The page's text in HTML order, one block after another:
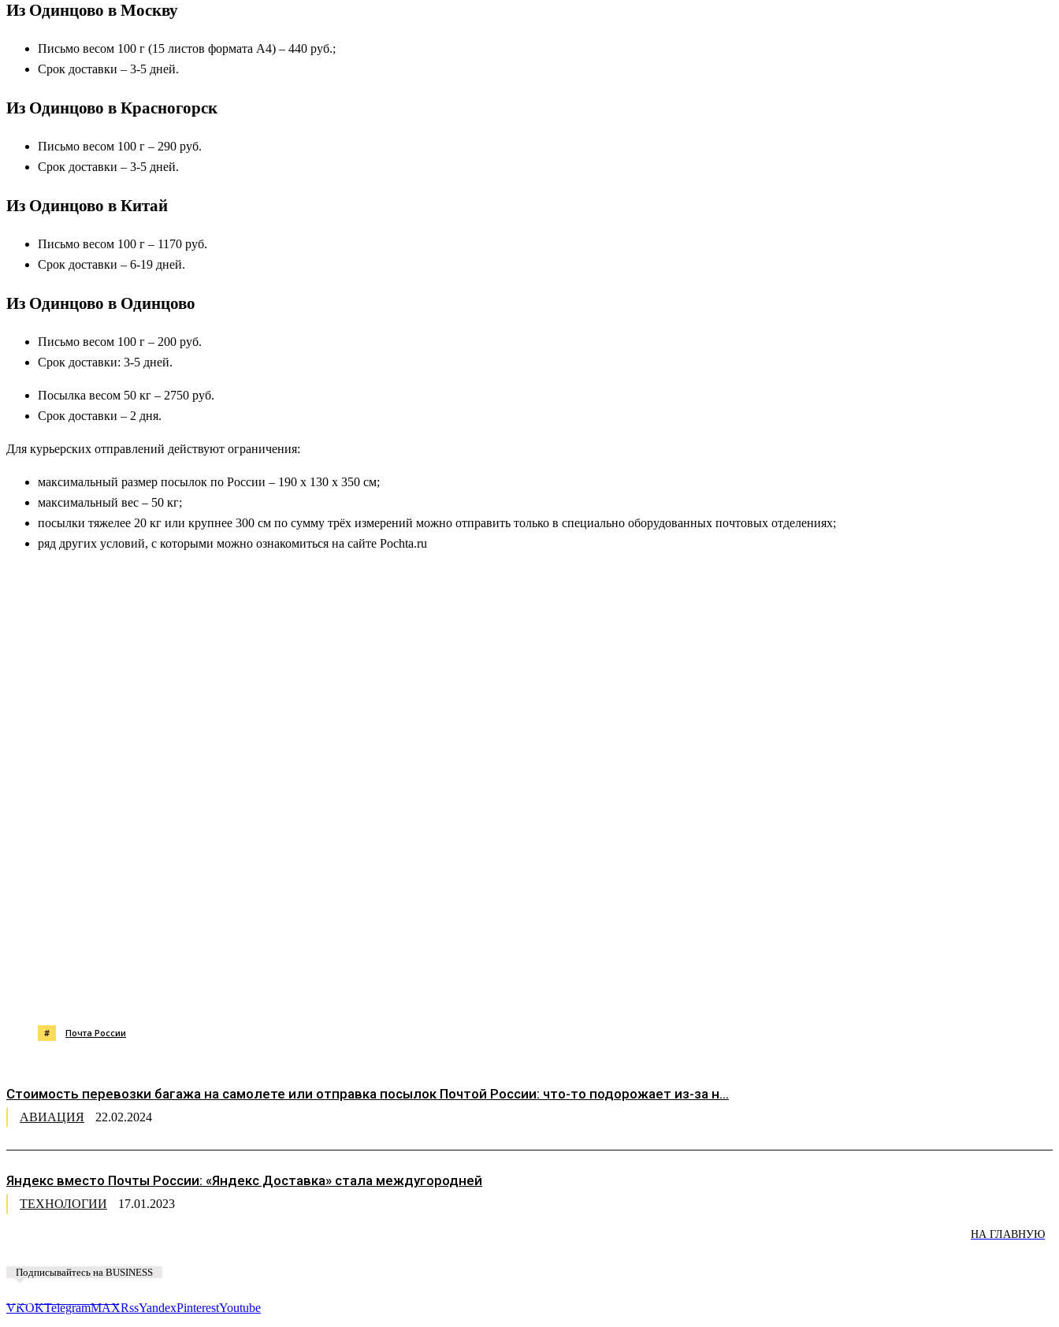
Из Одинцово в Москву
Письмо весом 100 г (15 листов формата А4) – 440 руб.;
Срок доставки – 3-5 дней.
Из Одинцово в Красногорск
Письмо весом 100 г – 290 руб.
Срок доставки – 3-5 дней.
Из Одинцово в Китай
Письмо весом 100 г – 1170 руб.
Срок доставки – 6-19 дней.
Из Одинцово в Одинцово
Письмо весом 100 г – 200 руб.
Срок доставки: 3-5 дней.
Посылка весом 50 кг – 2750 руб.
Срок доставки – 2 дня.
Для курьерских отправлений действуют ограничения:
максимальный размер посылок по России – 190 х 130 х 350 см;
максимальный вес – 50 кг;
посылки тяжелее 20 кг или крупнее 300 см по сумму трёх измерений можно отправить только в специально оборудованных почтовых отделениях;
ряд других условий, с которыми можно ознакомиться на сайте Pochta.ru
# Почта России
Стоимость перевозки багажа на самолете или отправка посылок Почтой России: что-то подорожает из-за н...
АВИАЦИЯ 22.02.2024
Яндекс вместо Почты России: «Яндекс Доставка» стала междугородней
ТЕХНОЛОГИИ 17.01.2023
НА ГЛАВНУЮ
Подписывайтесь на BUSINESS
VKOKTelegramMAXRssYandexPinterestYoutube